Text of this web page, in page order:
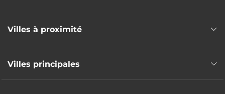
Villes à proximité
Monte escalier Saint-Martin-d'Hères
Villes principales